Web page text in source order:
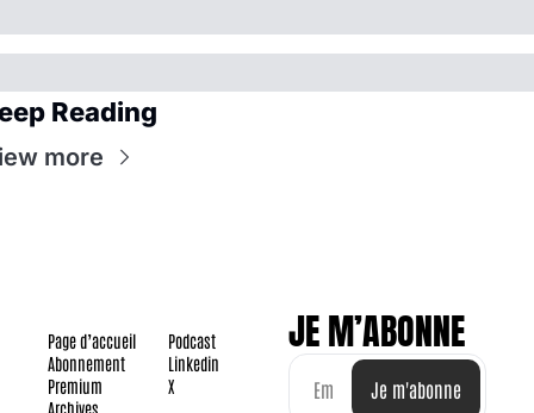
Reading
more
Page d’accueil
Abonnement
Premium
Archives
Podcast
Linkedin
X
JE M’ABONNE
Je m'abonne